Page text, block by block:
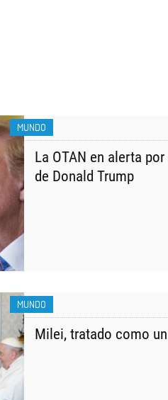
MUNDO
La OTAN en alerta
de Donald Trump
MUNDO
Milei, tratado como